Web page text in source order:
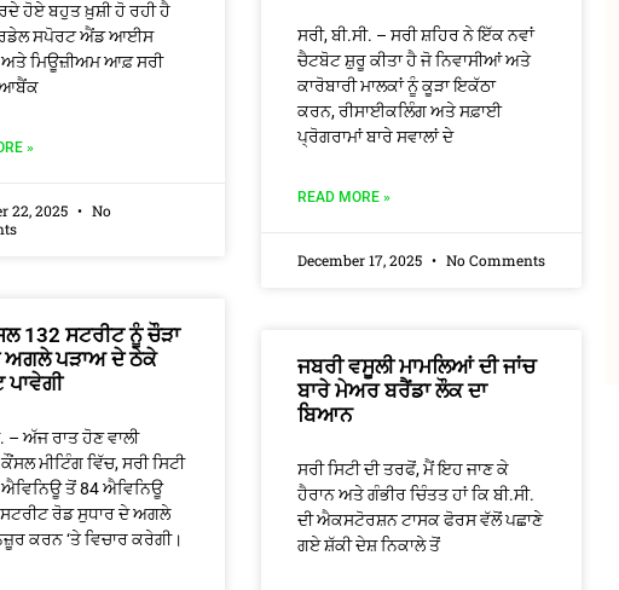
ਹੋਏ ਬਹੁਤ ਖ਼ੁਸ਼ੀ ਹੋ ਰਹੀ ਹੈ
ਸਪੋਰਟ ਐਂਡ ਆਈਸ
ਮਿਊਜ਼ੀਅਮ ਆਫ਼ ਸਰੀ
»
22, 2025
No
ਸਰੀ, ਬੀ.ਸੀ. – ਸਰੀ ਸ਼ਹਿਰ ਨੇ ਇੱਕ ਨਵਾਂ
ਚੈਟਬੋਟ ਸ਼ੁਰੂ ਕੀਤਾ ਹੈ ਜੋ ਨਿਵਾਸੀਆਂ ਅਤੇ
ਕਾਰੋਬਾਰੀ ਮਾਲਕਾਂ ਨੂੰ ਕੂੜਾ ਇਕੱਠਾ
ਕਰਨ, ਰੀਸਾਈਕਲਿੰਗ ਅਤੇ ਸਫ਼ਾਈ
ਪ੍ਰੋਗਰਾਮਾਂ ਬਾਰੇ ਸਵਾਲਾਂ ਦੇ
READ MORE »
December 17, 2025 No Comments
132 ਸਟਰੀਟ ਨੂੰ ਚੌੜਾ
ਅਗਲੇ ਪੜਾਅ ਦੇ ਠੇਕੇ
– ਅੱਜ ਰਾਤ ਹੋਣ ਵਾਲੀ
ਮੀਟਿੰਗ ਵਿੱਚ, ਸਰੀ ਸਿਟੀ
ਤੋਂ 84 ਐਵਿਨਿਊ
ਰੋਡ ਸੁਧਾਰ ਦੇ ਅਗਲੇ
ਕਰਨ ‘ਤੇ ਵਿਚਾਰ ਕਰੇਗੀ।
ਜਬਰੀ ਵਸੂਲੀ ਮਾਮਲਿਆਂ ਦੀ ਜਾਂਚ
ਬਾਰੇ ਮੇਅਰ ਬਰੈਂਡਾ ਲੌਕ ਦਾ
ਬਿਆਨ
ਸਰੀ ਸਿਟੀ ਦੀ ਤਰਫੋਂ, ਮੈਂ ਇਹ ਜਾਣ ਕੇ
ਹੈਰਾਨ ਅਤੇ ਗੰਭੀਰ ਚਿੰਤਤ ਹਾਂ ਕਿ ਬੀ.ਸੀ.
ਦੀ ਐਕਸਟੋਰਸ਼ਨ ਟਾਸਕ ਫੋਰਸ ਵੱਲੋਂ ਪਛਾਣੇ
ਗਏ ਸ਼ੱਕੀ ਦੇਸ਼ ਨਿਕਾਲੇ ਤੋਂ